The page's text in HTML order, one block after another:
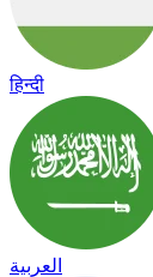
हिन्दी
العربية